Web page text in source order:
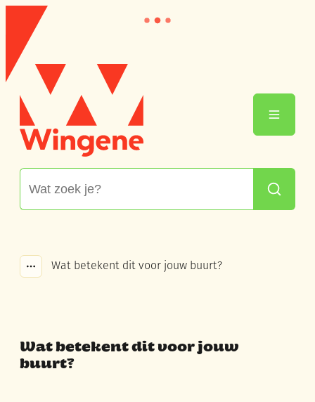
Naar inhoud
Wingene
Zoeken
Menu
Toon alle broodkruimel items
Wat betekent dit voor jouw buurt?
Wat betekent dit voor jouw
buurt?